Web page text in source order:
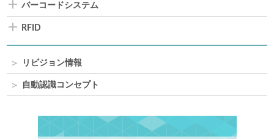
バーコードシステム
RFID
リビジョン情報
自動認識コンセプト